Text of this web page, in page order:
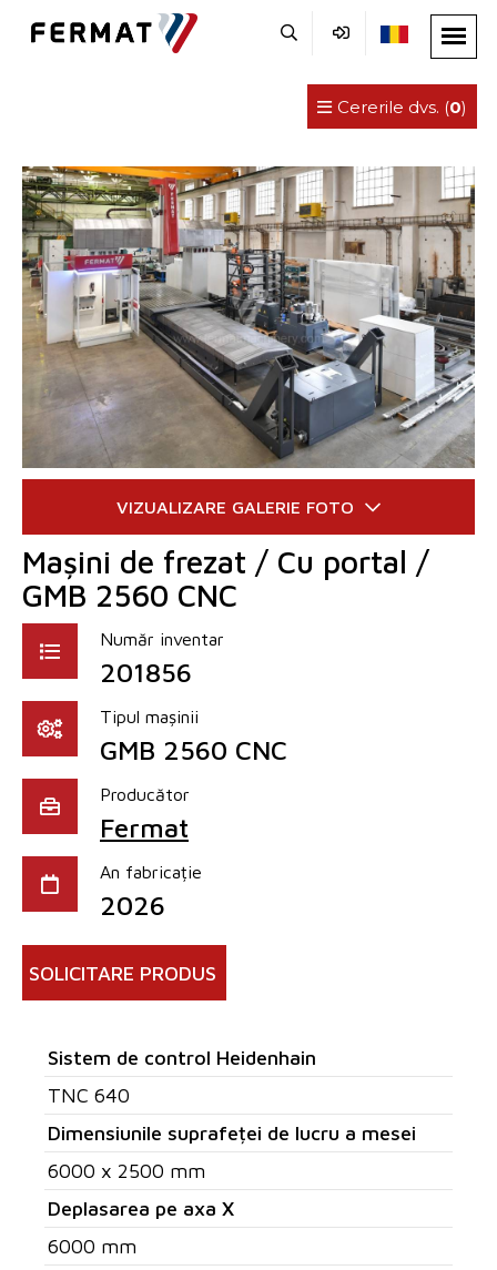
Cererile dvs. (0)
Mașini de frezat / Cu portal /
GMB 2560 CNC
Număr inventar
201856
Tipul mașinii
GMB 2560 CNC
Producător
Fermat
An fabricație
2026
SOLICITARE PRODUS
Sistem de control Heidenhain
TNC 640
Dimensiunile suprafeței de lucru a mesei
6000 x 2500 mm
Deplasarea pe axa X
6000 mm